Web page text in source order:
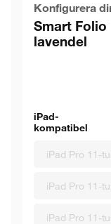
Konfigurera
Smart
lavendel
iPad-
kompatibel
iPad Pro 11-
iPad Pro 11-
iPad Pro 11-